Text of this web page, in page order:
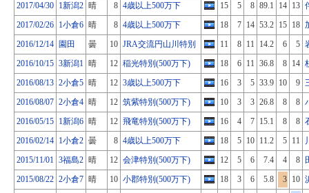
2017/04/30 1新潟2 晴 8 4歳以上500万下 15 5 8 89.1 14 13
2017/02/26 1小倉6 晴 8 4歳以上500万下 18 7 14 53.2 15 18
2016/12/14
園田 曇 10 JRA交流円山川特別 11 8 11 14.2 6 5
2016/10/15 3新潟1 晴 12 稲光特別(500万下) 18 6 11 36.8 8 14
2016/08/13 2小倉5 晴 12 3歳以上500万下 16 3 5 33.9 10 9
2016/08/07 2小倉4 晴 12 筑紫特別(500万下) 10 3 3 26.8 8 8
2016/05/15 1新潟6 晴 12 飛竜特別(500万下) 16 4 7 15.1 8 8
2016/02/14 1小倉2 曇 8 4歳以上500万下 18 5 10 11.2 5 11
2015/11/01 3福島2 晴 12 会津特別(500万下) 12 5 6 7.4 4 8
2015/08/22 2小倉7 晴 10 小郡特別(500万下) 18 3 6 5.8 3 10